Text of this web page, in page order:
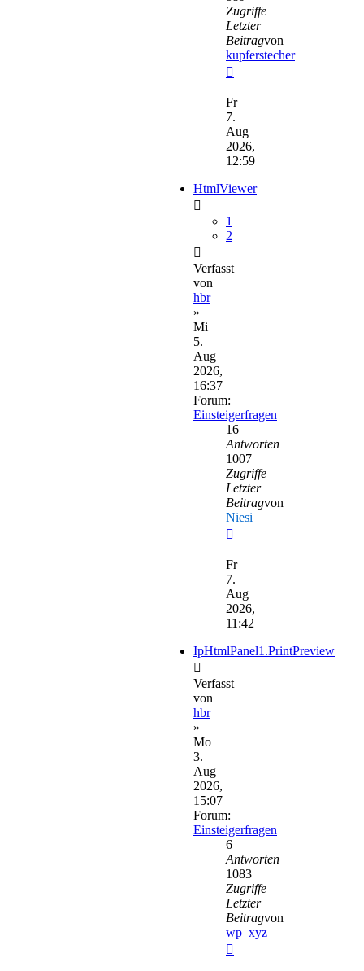
Zugriffe
Letzter
Beitragvon
kupferstecher
Beitrag
Fr
7.
Aug
2026,
12:59
HtmlViewer
1
2
Verfasst
von
hbr
»
Mi
5.
Aug
2026,
16:37
Forum:
Einsteigerfragen
16
Antworten
1007
Zugriffe
Letzter
Beitragvon
Niesi
Beitrag
Fr
7.
Aug
2026,
11:42
IpHtmlPanel1.PrintPreview
Verfasst
von
hbr
»
Mo
3.
Aug
2026,
15:07
Forum:
Einsteigerfragen
6
Antworten
1083
Zugriffe
Letzter
Beitragvon
wp_xyz